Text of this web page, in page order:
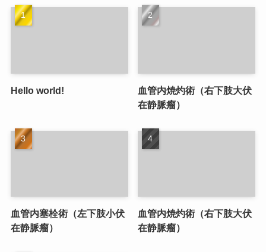
Hello world!
血管内焼灼術（右下肢大伏
在静脈瘤）
血管内塞栓術（左下肢小伏
在静脈瘤）
血管内焼灼術（右下肢大伏
在静脈瘤）